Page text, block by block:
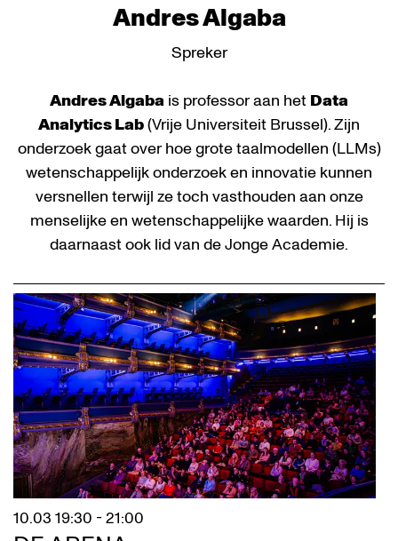
Andres Algaba
Spreker
Andres Algaba is professor aan het Data
Analytics Lab(Vrije Universiteit Brussel). Zijn
onderzoek gaat over hoe grote taalmodellen (LLMs)
wetenschappelijk onderzoek en innovatie kunnen
versnellen terwijl ze toch vasthouden aan onze
menselijke en wetenschappelijke waarden. Hij is
daarnaast ook lid van de Jonge Academie.
10.03 19:30 - 21:00